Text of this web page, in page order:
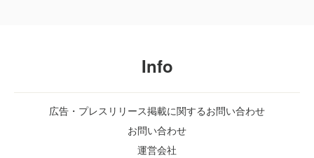
Info
広告・プレスリリース掲載に関するお問い合わせ
お問い合わせ
運営会社